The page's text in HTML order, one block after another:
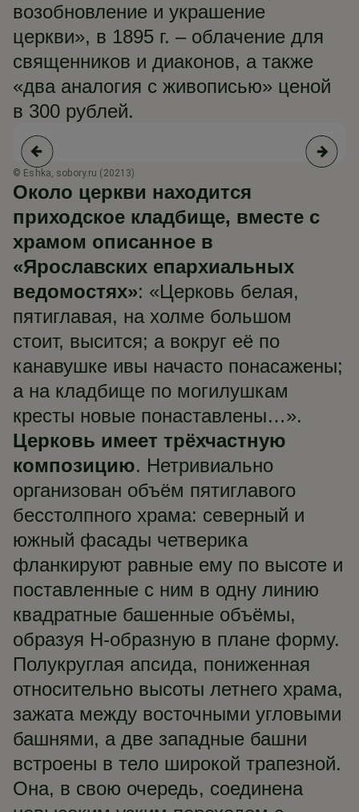
возобновление и украшение
церкви», в 1895 г. – облачение для
священников и диаконов, а также
«два аналогия с живописью» ценой
в 300 рублей.
© Eshka, sobory.ru (20213)
Около церкви находится
приходское кладбище, вместе с
храмом описанное в
«Ярославских епархиальных
ведомостях»: «Церковь белая,
пятиглавая, на холме большом
стоит, высится; а вокруг её по
канавушке ивы начасто понасажены;
а на кладбище по могилушкам
кресты новые понаставлены…».
Церковь имеет трёхчастную
композицию. Нетривиально
организован объём пятиглавого
бесстолпного храма: северный и
южный фасады четверика
фланкируют равные ему по высоте и
поставленные с ним в одну линию
квадратные башенные объёмы,
образуя Н-образную в плане форму.
Полукруглая апсида, пониженная
относительно высоты летнего храма,
зажата между восточными угловыми
башнями, а две западные башни
встроены в тело широкой трапезной.
Она, в свою очередь, соединена